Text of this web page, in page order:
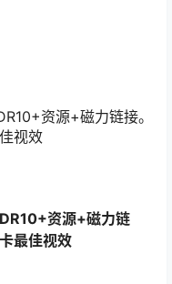
资源+磁力链接。
视效
资源+磁力链
最佳视效